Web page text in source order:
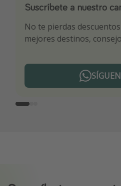
Suscríbete a nuestro
No te pierdas
mejores destinos,
Descarga nuestra app
Sé el primero en
¡Suscríbete a nuestro
¡Recibe las mejores
ti por nuestros expertos